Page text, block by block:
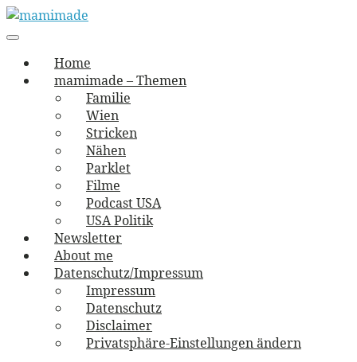
Skip
to
mamimade
vernäht und zugetextet
navigation
Menu
Home
mamimade – Themen
Familie
Wien
Stricken
Nähen
Parklet
Filme
Podcast USA
USA Politik
Newsletter
About me
Datenschutz/Impressum
Impressum
Datenschutz
Disclaimer
Privatsphäre-Einstellungen ändern